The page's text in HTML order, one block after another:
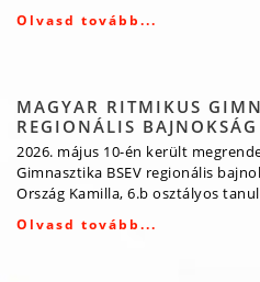
Olvasd tovább...
MAGYAR RITMIKUS
REGIONÁLIS BAJNOKSÁG
2026. május 10-én került
Gimnasztika BSEV regionális
Ország Kamilla, 6.b osztályos
Olvasd tovább...